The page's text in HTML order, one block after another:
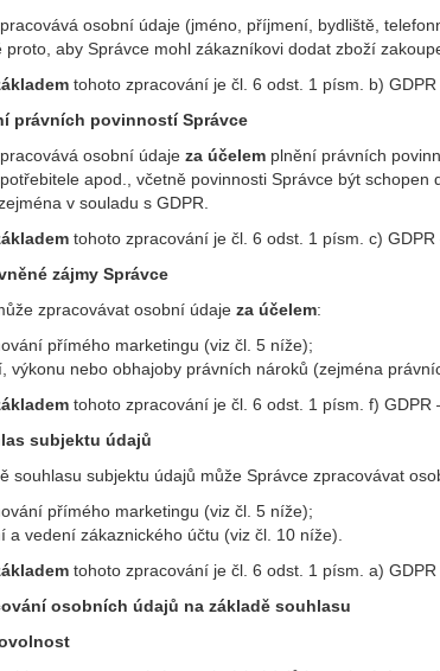
osobní údaje (jméno, příjmení, bydliště,
proto, aby Správce mohl zákazníkovi dodat zboží
tohoto zpracování je čl. 6 odst. 1 písm. b)
právních povinností Správce
osobní údaje za účelemplnění právních
apod., včetně povinnosti Správce být
v souladu s GDPR.
tohoto zpracování je čl. 6 odst. 1 písm. c)
zájmy Správce
zpracovávat osobní údaje za účelem:
přímého marketingu (viz čl. 5 níže);
výkonu nebo obhajoby právních nároků (zejména
tohoto zpracování je čl. 6 odst. 1 písm. f) GDPR
subjektu údajů
souhlasu subjektu údajů může Správce zpracovávat
přímého marketingu (viz čl. 5 níže);
a vedení zákaznického účtu (viz čl. 10 níže).
tohoto zpracování je čl. 6 odst. 1 písm. a) GDPR
osobních údajů na základě souhlasu